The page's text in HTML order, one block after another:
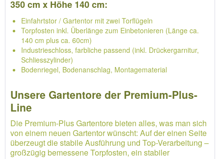
350 cm x Höhe 140 cm:
Einfahrtstor / Gartentor mit zwei Torflügeln
Torpfosten inkl. Überlänge zum Einbetonieren (Länge ca.
140 cm plus ca. 60cm)
Industrieschloss, farbliche passend (inkl. Drückergarnitur,
Schliesszylinder)
Bodenriegel, Bodenanschlag, Montagematerial
Unsere Gartentore der Premium-Plus-
Line
Die Premium-Plus Gartentore bieten alles, was man sich
von einem neuen Gartentor wünscht: Auf der einen Seite
überzeugt die stabile Ausführung und Top-Verarbeitung –
großzügig bemessene Torpfosten, ein stabiler